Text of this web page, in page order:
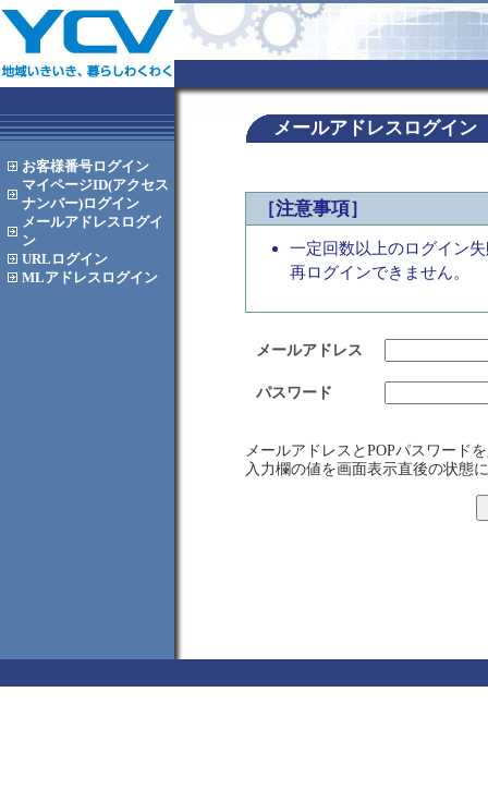
お客様番号ログイン
マイページID(アクセス
ナンバー)ログイン
メールアドレス ログイ
ン
URL ログイン
MLアドレス ログイン
メールアドレスログイン
［注意事項］
一定回数以上のログイン
再ログインできません。
メールアドレス
パスワード
メールアドレスとPOPパスワード
入力欄の値を画面表示直後の状態